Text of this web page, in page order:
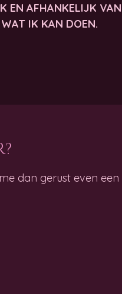
EN AFHANKELIJK VAN
IK KAN DOEN.
dan gerust even een